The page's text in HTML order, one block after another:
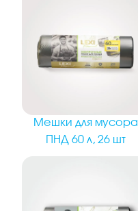
Мешки для мусора
ПНД 60 л, 26 шт